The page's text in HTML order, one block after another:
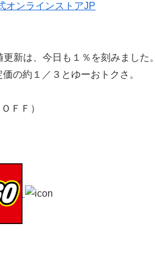
更新は、今日も１％を刻みました。
の約１／３とゆーおトクさ。
ＦＦ）